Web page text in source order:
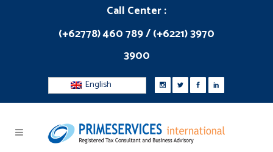
Call Center :
(+62778) 460 789 / (+6221) 3970
3900
English